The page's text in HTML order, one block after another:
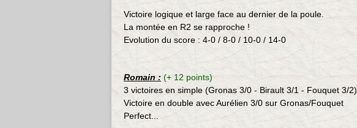
Victoire logique et large face au dernier de la poule.
La montée en R2 se rapproche !
Evolution du score : 4-0 / 8-0 / 10-0 / 14-0
Romain : (+ 12 points)
3 victoires en simple (Gronas 3/0 - Birault 3/1 - Fouquet 3/2)
Victoire en double avec Aurélien 3/0 sur Gronas/Fouquet
Perfect...